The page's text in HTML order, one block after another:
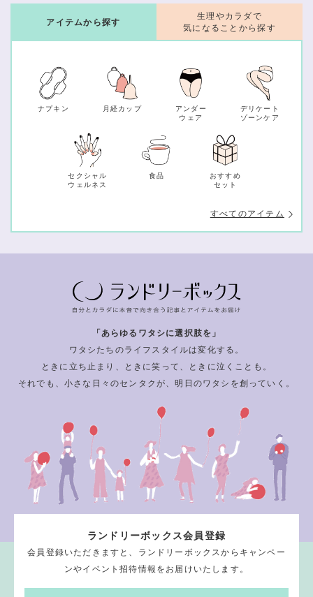
アイテムから探す
ナプキン 月経カップ
アンダー
ウェア
デリケート
ゾーンケア
セクシャル
ウェルネス
食品
おすすめ
セット
すべてのアイテム
生理やカラダで
気になることから探す
「あらゆるワタシに選択肢を」
ワタシたちのライフスタイルは変化する。
ときに立ち止まり、ときに笑って、ときに泣くことも。
それでも、小さな日々のセンタクが、明日のワタシを創っていく。
ランドリーボックス会員登録
会員登録いただきますと、ランドリーボックスからキャンペー
ンやイベント招待情報をお届けいたします。